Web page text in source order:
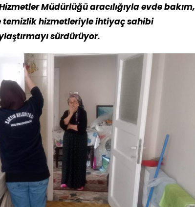
Müdürlüğü aracılığıyla evde bakım,
temizlik hizmetleriyle ihtiyaç sahibi
sürdürüyor.